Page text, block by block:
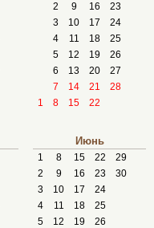
2 9 16
23
3
10 17
24
4
11 18
25
5
12 19
26
6
13 20
27
7
14 21
28
1
8 15 22
Июнь
1 8 15 22
29
2
9 16 23
30
3
10 17
24
4
11 18
25
5
12 19
26